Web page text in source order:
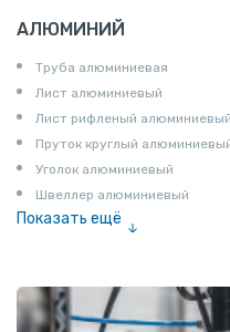
АЛЮМИНИЙ
Труба алюминиевая
Лист алюминиевый
Лист рифленый алюминиевый
Пруток круглый
Уголок алюминиевый
Швеллер алюминиевый
Показать ещё
Шина электротехническая
Алюминиевая плита